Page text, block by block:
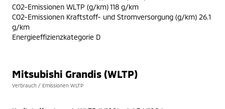
CO2-Emissionen WLTP (g/km) 118 g/km
CO2-Emissionen Kraftstoff- und Stromversorgung (g/km) 26.1
g/km
Energieeffizienzkategorie D
Mitsubishi Grandis (WLTP)
Verbrauch / Emissionen WLTP